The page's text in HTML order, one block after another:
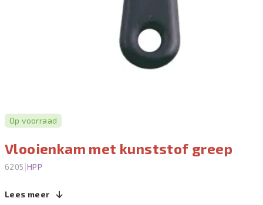
Op voorraad
Vlooienkam met kunststof greep
6205 |HPP
Lees meer